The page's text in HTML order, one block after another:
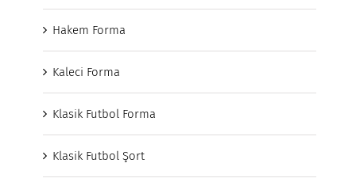
Hakem Forma
Kaleci Forma
Klasik Futbol Forma
Klasik Futbol Şort